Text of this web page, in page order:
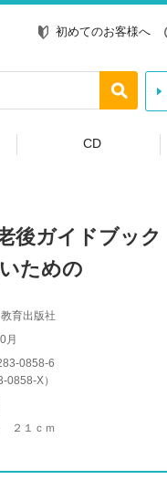
初めてのお客様へ
CD
後ガイドブッ
ための
育出版社
月
0858-6
0858-X）
２１ｃｍ